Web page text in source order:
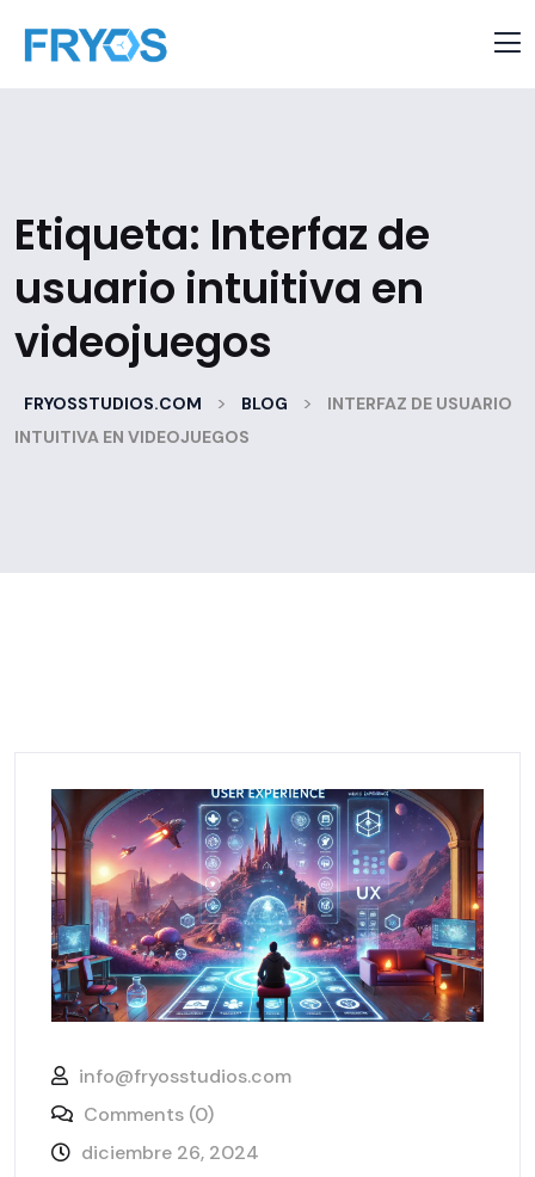
Etiqueta: Interfaz de
usuario intuitiva en
videojuegos
FRYOSSTUDIOS.COM > BLOG >
INTERFAZ DE USUARIO
INTUITIVA EN VIDEOJUEGOS
info@fryosstudios.com
Comments (0)
diciembre 26, 2024